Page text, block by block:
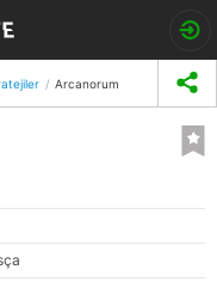
Arcanorum